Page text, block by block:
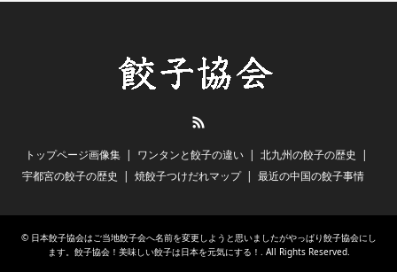
トップページ画像集 ワンタンと餃子の違い
北九州の餃子の歴史
宇都宮の餃子の歴史
焼餃子つけだれマップ 最近の中国の餃子事情
© 日本餃子協会はご当地餃子会へ名前を変更しようと思いましたがやっぱり餃子協会にし
ます。餃子協会！美味しい餃子は日本を元気にする！
. All Rights Reserved.